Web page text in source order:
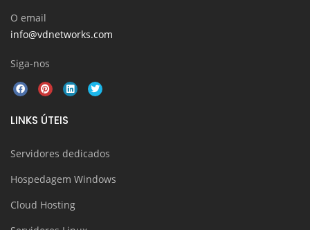
O email
info@vdnetworks.com
Siga-nos
LINKS ÚTEIS
Servidores dedicados
Hospedagem Windows
Cloud Hosting